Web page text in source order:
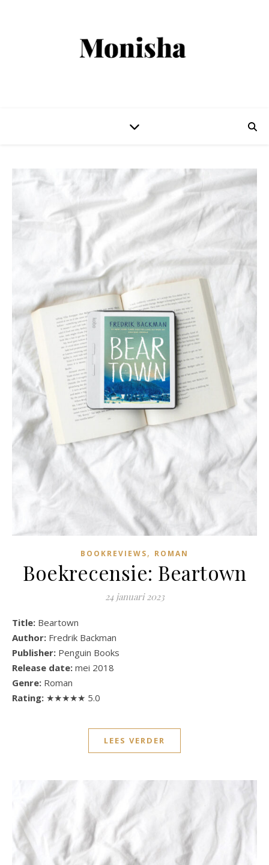
BOOKREVIEWS, ROMAN
Boekrecensie: Beartown
24 januari 2023
Title: Beartown
Author: Fredrik Backman
Publisher: Penguin Books
Release date: mei 2018
Genre: Roman
Rating: ★★★★★ 5.0
LEES VERDER